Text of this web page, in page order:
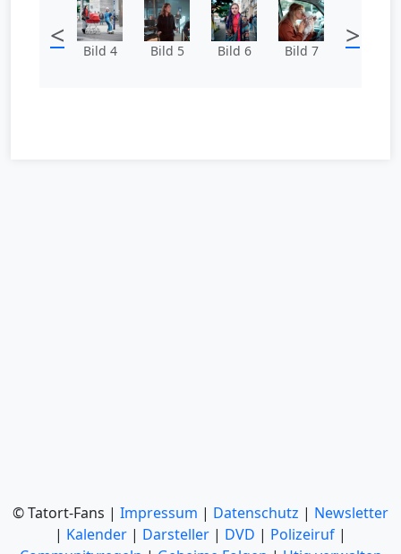
< Bild 4 Bild 5 Bild 6 Bild 7 >
© Tatort-Fans | Impressum | Datenschutz | Newsletter
| Kalender | Darsteller | DVD | Polizeiruf |